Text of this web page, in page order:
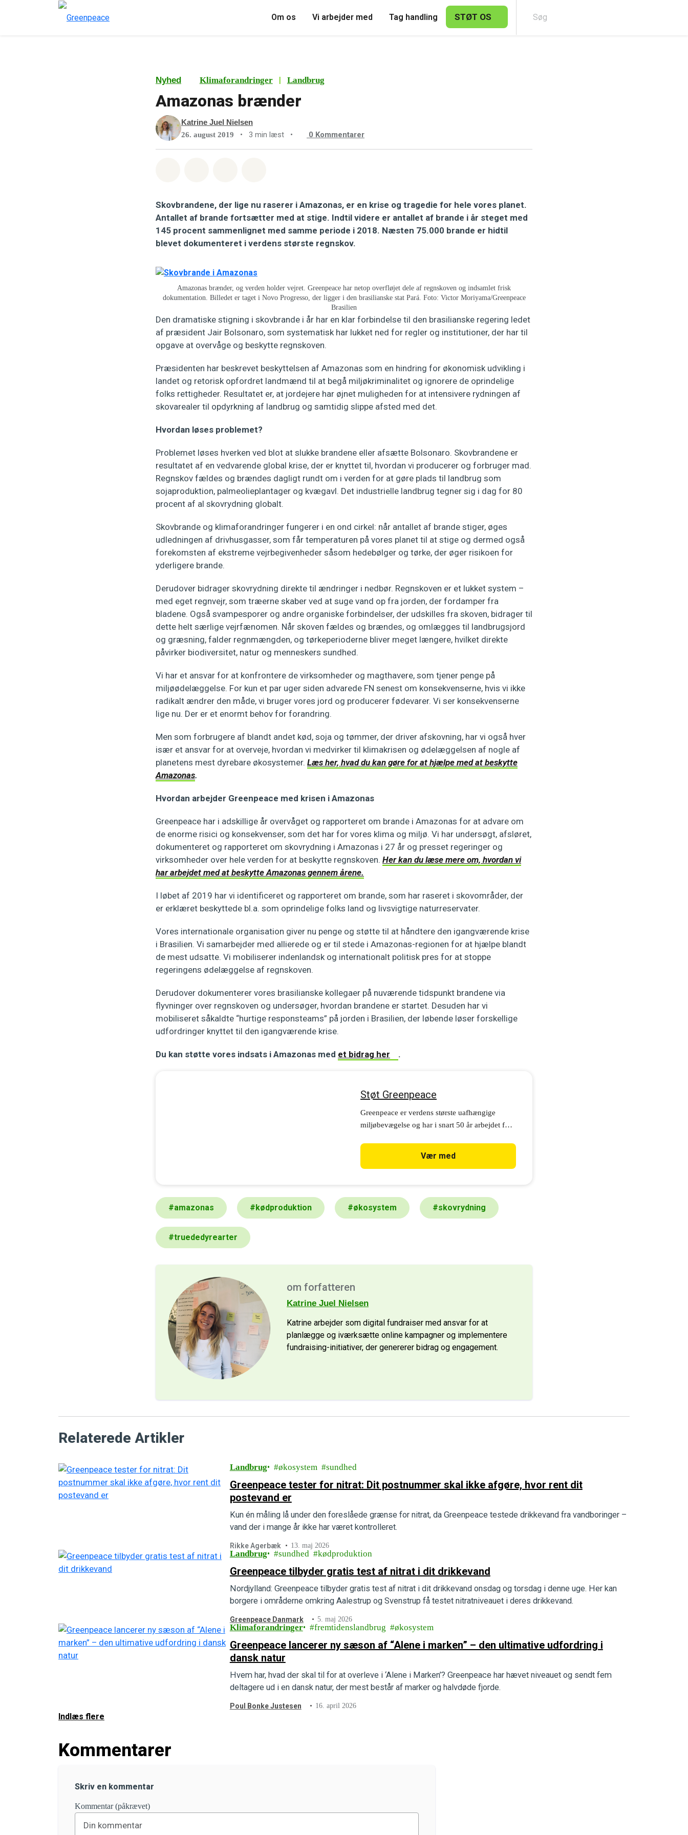
Om os Vi arbejder med Tag handling STØT OS
Nyhed Klimaforandringer | Landbrug
Amazonas brænder
Katrine Juel Nielsen
26. august 2019 • 3 min læst • 0 Kommentarer
Skovbrandene, der lige nu raserer i Amazonas, er en krise og tragedie for hele vores planet.
Antallet af brande fortsætter med at stige. Indtil videre er antallet af brande i år steget med
145 procent sammenlignet med samme periode i 2018. Næsten 75.000 brande er hidtil
blevet dokumenteret i verdens største regnskov.
Amazonas brænder, og verden holder vejret. Greenpeace har netop overfløjet dele af regnskoven og indsamlet frisk
dokumentation. Billedet er taget i Novo Progresso, der ligger i den brasilianske stat Pará. Foto: Victor Moriyama/Greenpeace
Brasilien
Den dramatiske stigning i skovbrande i år har en klar forbindelse til den brasilianske regering ledet
af præsident Jair Bolsonaro, som systematisk har lukket ned for regler og institutioner, der har til
opgave at overvåge og beskytte regnskoven.
Præsidenten har beskrevet beskyttelsen af Amazonas som en hindring for økonomisk udvikling i
landet og retorisk opfordret landmænd til at begå miljøkriminalitet og ignorere de oprindelige
folks rettigheder. Resultatet er, at jordejere har øjnet muligheden for at intensivere rydningen af
skovarealer til opdyrkning af landbrug og samtidig slippe afsted med det.
Hvordan løses problemet?
Problemet løses hverken ved blot at slukke brandene eller afsætte Bolsonaro. Skovbrandene er
resultatet af en vedvarende global krise, der er knyttet til, hvordan vi producerer og forbruger mad.
Regnskov fældes og brændes dagligt rundt om i verden for at gøre plads til landbrug som
sojaproduktion, palmeolieplantager og kvægavl. Det industrielle landbrug tegner sig i dag for 80
procent af al skovrydning globalt.
Skovbrande og klimaforandringer fungerer i en ond cirkel: når antallet af brande stiger, øges
udledningen af drivhusgasser, som får temperaturen på vores planet til at stige og dermed også
forekomsten af ekstreme vejrbegivenheder såsom hedebølger og tørke, der øger risikoen for
yderligere brande.
Derudover bidrager skovrydning direkte til ændringer i nedbør. Regnskoven er et lukket system –
med eget regnvejr, som træerne skaber ved at suge vand op fra jorden, der fordamper fra
bladene. Også svampesporer og andre organiske forbindelser, der udskilles fra skoven, bidrager til
dette helt særlige vejrfænomen. Når skoven fældes og brændes, og omlægges til landbrugsjord
og græsning, falder regnmængden, og tørkeperioderne bliver meget længere, hvilket direkte
påvirker biodiversitet, natur og menneskers sundhed.
Vi har et ansvar for at konfrontere de virksomheder og magthavere, som tjener penge på
miljøødelæggelse. For kun et par uger siden advarede FN senest om konsekvenserne, hvis vi ikke
radikalt ændrer den måde, vi bruger vores jord og producerer fødevarer. Vi ser konsekvenserne
lige nu. Der er et enormt behov for forandring.
Men som forbrugere af blandt andet kød, soja og tømmer, der driver afskovning, har vi også hver
især et ansvar for at overveje, hvordan vi medvirker til klimakrisen og ødelæggelsen af nogle af
planetens mest dyrebare økosystemer. Læs her, hvad du kan gøre for at hjælpe med at beskytte
Amazonas.
Hvordan arbejder Greenpeace med krisen i Amazonas
Greenpeace har i adskillige år overvåget og rapporteret om brande i Amazonas for at advare om
de enorme risici og konsekvenser, som det har for vores klima og miljø. Vi har undersøgt, afsløret,
dokumenteret og rapporteret om skovrydning i Amazonas i 27 år og presset regeringer og
virksomheder over hele verden for at beskytte regnskoven. Her kan du læse mere om, hvordan vi
har arbejdet med at beskytte Amazonas gennem årene.
I løbet af 2019 har vi identificeret og rapporteret om brande, som har raseret i skovområder, der
er erklæret beskyttede bl.a. som oprindelige folks land og livsvigtige naturreservater.
Vores internationale organisation giver nu penge og støtte til at håndtere den igangværende krise
i Brasilien. Vi samarbejder med allierede og er til stede i Amazonas-regionen for at hjælpe blandt
de mest udsatte. Vi mobiliserer indenlandsk og internationalt politisk pres for at stoppe
regeringens ødelæggelse af regnskoven.
Derudover dokumenterer vores brasilianske kollegaer på nuværende tidspunkt brandene via
flyvninger over regnskoven og undersøger, hvordan brandene er startet. Desuden har vi
mobiliseret såkaldte “hurtige responsteams” på jorden i Brasilien, der løbende løser forskellige
udfordringer knyttet til den igangværende krise.
Du kan støtte vores indsats i Amazonas med et bidrag her .
Støt Greenpeace
Greenpeace er verdens største uafhængige
miljøbevægelse og har i snart 50 år arbejdet for
accepterer hverken penge fra stater eller
fra mennesker som dig også helt uundværlige.
Vær med
#amazonas #kødproduktion #økosystem #skovrydning
#truededyrearter
om forfatteren
Katrine Juel Nielsen
Katrine arbejder som digital fundraiser med ansvar for at
planlægge og iværksætte online kampagner og implementere
fundraising-initiativer, der genererer bidrag og engagement.
Relaterede Artikler
Landbrug økosystem sundhed
Greenpeace tester for nitrat: Dit postnummer skal ikke afgøre, hvor rent dit
postevand er
Kun én måling lå under den foreslåede grænse for nitrat, da Greenpeace testede drikkevand fra vandboringer –
vand der i mange år ikke har været kontrolleret.
Rikke Agerbæk 13. maj 2026
Landbrug sundhed kødproduktion
Greenpeace tilbyder gratis test af nitrat i dit drikkevand
Nordjylland: Greenpeace tilbyder gratis test af nitrat i dit drikkevand onsdag og torsdag i denne uge. Her kan
borgere i områderne omkring Aalestrup og Svenstrup få testet nitratniveauet i deres drikkevand.
Greenpeace Danmark 5. maj 2026
Klimaforandringer fremtidenslandbrug økosystem
Greenpeace lancerer ny sæson af “Alene i marken” – den ultimative udfordring i
dansk natur
Hvem har, hvad der skal til for at overleve i ‘Alene i Marken’?⁣ Greenpeace har hævet niveauet og sendt fem
deltagere ud i en dansk natur, der mest består af marker og halvdøde fjorde.
Poul Bonke Justesen 16. april 2026
Indlæs flere
Kommentarer
Skriv en kommentar
Kommentar (påkrævet)